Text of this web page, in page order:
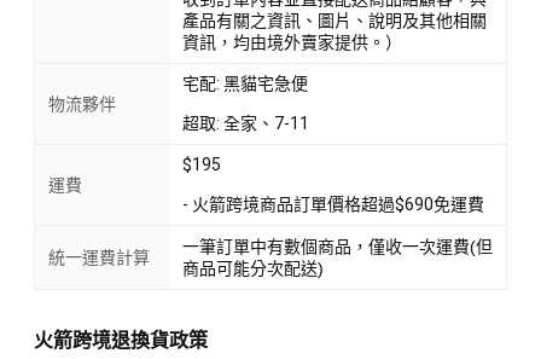
產品有關之資訊、圖片、說明及其他相關
資訊，均由境外賣家提供。）
物流夥伴
宅配: 黑貓宅急便
超取: 全家、7-11
運費
$195
- 火箭跨境商品訂單價格超過$690免運費
統一運費計算
一筆訂單中有數個商品，僅收一次運費(但
商品可能分次配送)
火箭跨境退換貨政策